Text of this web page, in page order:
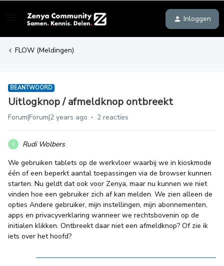
Inloggen
FLOW (Meldingen)
BEANTWOORD
Uitlogknop / afmeldknop ontbreekt
Forum|Forum|2 years ago 2 reacties
R
Rudi Wolbers
We gebruiken tablets op de werkvloer waarbij we in kioskmode
één of een beperkt aantal toepassingen via de browser kunnen
starten. Nu geldt dat ook voor Zenya, maar nu kunnen we niet
vinden hoe een gebruiker zich af kan melden. We zien alleen de
opties Andere gebruiker, mijn instellingen, mijn abonnementen,
apps en privacyverklaring wanneer we rechtsbovenin op de
initialen klikken. Ontbreekt daar niet een afmeldknop? Of zie ik
iets over het hoofd?